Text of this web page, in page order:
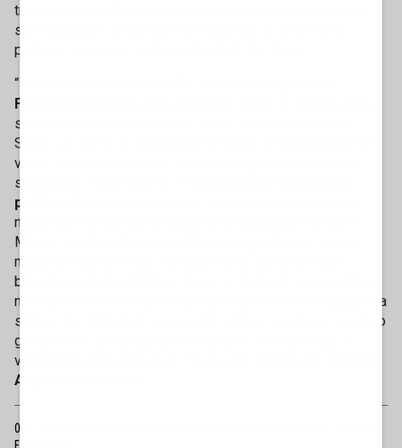
trasparenza dei finanziamenti esteri alla politica italiana,
sulla possibile influenza internazionale su dinamiche
politiche nazionali, sull’opportunità di tali flussi.
“L’inchiesta di
Fratelli d’Italia
sinistra per le porte aperte ci sono i milioni di George
Soros. Un fiume di denaro che finisce a reti e associazioni
vicine ai progressisti per imporre un’agenda che mira a
scardinare i nostri confini. È
politica di certa sinistra
nazionale ma dai desiderata di uno speculatore globale.
Mentre noi difendiamo i confini e la legalità, loro sono il
megafono di interessi che nulla hanno a che fare con il
bene comune dei cittadini italiani. L’Italia non è in vendita e
non sarà il terreno di gioco per gli esperimenti di ingegneria
sociale dei globalisti. La sinistra getti la maschera: servono
gli italiani o i portafogli dei miliardari?”, ha dichiarato il
vicecapogruppo di Fratelli d’Italia alla Camera dei deputati,
Augusta Montaruli
ONG LIBERTIES, FANGO SU GIORGIA MELONI: LA MANO DI GEORGE SOROS, COSA STA